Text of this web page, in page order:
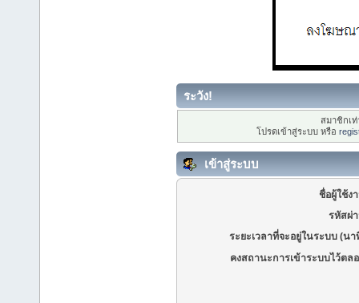
ระวัง!
สมาชิกเ
โปรดเข้าสู่ระบบ หรือ
เข้าสู่ระบบ
ชื่อผู้ใช้ง
รหัสผ่
ระยะเวลาที่จะอยู่ในระบบ (นา
คงสถานะการเข้าระบบไว้ตล